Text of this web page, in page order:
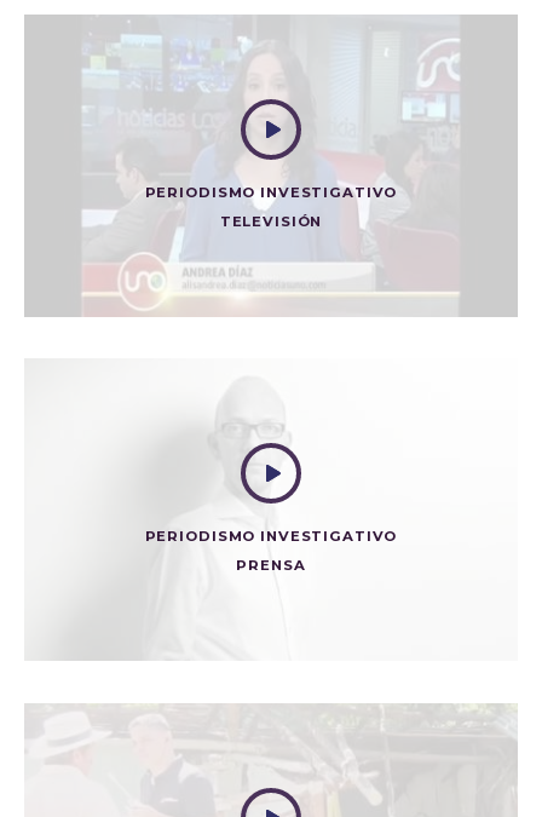
PERIODISMO INVESTIGATIVO
TELEVISIÓN
TIERRAS ILEGALES DE PRETELT
Televisión
PERIODISMO INVESTIGATIVO
PRENSA